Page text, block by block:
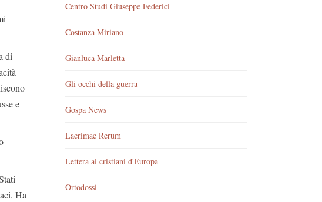
di
e
Ha
Centro Studi Giuseppe Federici
Costanza Miriano
Gianluca Marletta
Gli occhi della guerra
Gospa News
Lacrimae Rerum
Lettera ai cristiani d'Europa
Ortodossi